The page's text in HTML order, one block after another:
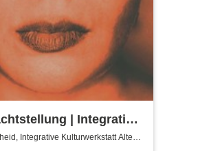
| Integrative
Alte Schule
Integrative Kulturwerkstatt Alte